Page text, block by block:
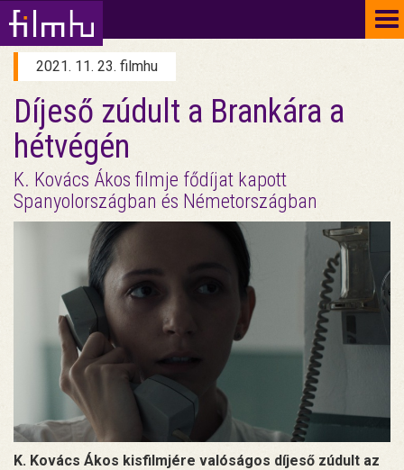
2021. 11. 23. filmhu
Díjeső zúdult a Brankára a
hétvégén
K. Kovács Ákos filmje fődíjat kapott
Spanyolországban és Németországban
K. Kovács Ákos kisfilmjére valóságos díjeső zúdult az